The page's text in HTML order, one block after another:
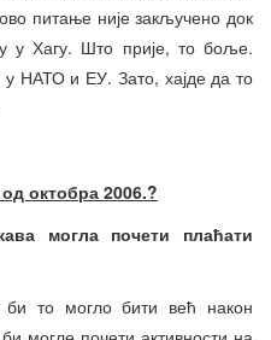
питање није закључено док
у Хагу. Што прије, то боље.
НАТО и ЕУ. Зато, хајде да то
октобра 2006.?
могла почети плаћати
то могло бити већ након